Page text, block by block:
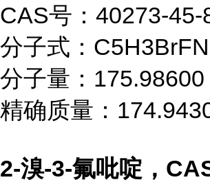
CAS号：40273-
分子式：
分子量：
精确质量：
2-溴-3-氟吡啶，